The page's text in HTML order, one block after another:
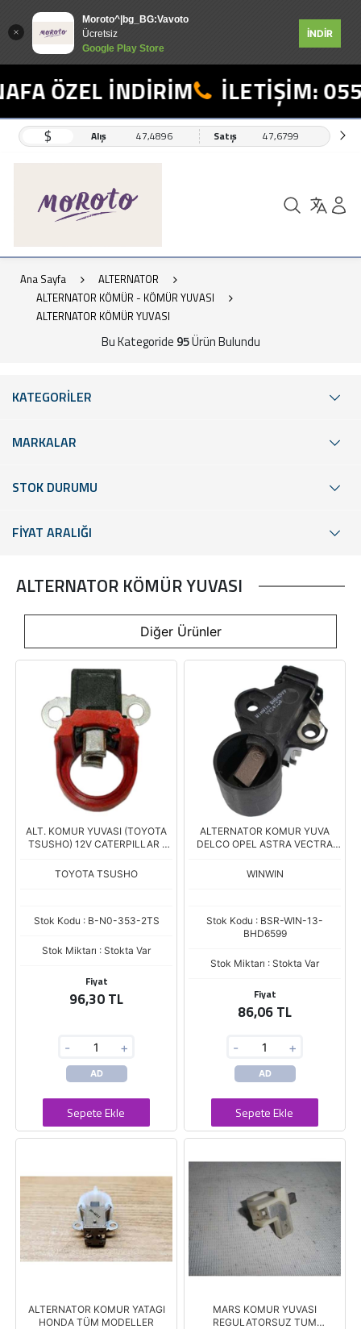
Moroto^|bg_BG:Vavoto
Ücretsiz
Google Play Store
İNDİR
İNDİRİM İLETİŞİM: 0554
$ Alış 47,4896 Satış 47,6799
Ana Sayfa
ALTERNATOR
ALTERNATOR KÖMÜR - KÖMÜR YUVASI
ALTERNATOR KÖMÜR YUVASI
Bu Kategoride 95Ürün Bulundu
KATEGORİLER
MARKALAR
STOK DURUMU
FİYAT ARALIĞI
ALTERNATOR KÖMÜR YUVASI
Diğer Ürünler
ALT. KOMUR YUVASI (TOYOTA
TSUSHO) 12V CATERPILLAR /
ROVER / TOYOTA (JAAX 35) (5 X
TOYOTA TSUSHO
Stok Kodu : B-N0-353-2TS
Stok Miktarı : Stokta Var
Fiyat
96,30 TL
- +
AD
Sepete Ekle
ALTERNATOR KOMUR YUVA
DELCO OPEL ASTRA VECTRA
WINWIN
Stok Kodu : BSR-WIN-13-
BHD6599
Stok Miktarı : Stokta Var
Fiyat
86,06 TL
- +
AD
Sepete Ekle
ALTERNATOR KOMUR YATAGI
HONDA TÜM MODELLER
MARS KOMUR YUVASI
REGULATORSUZ TUM